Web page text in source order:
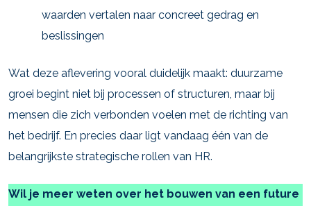
waarden vertalen naar concreet gedrag en
beslissingen
Wat deze aflevering vooral duidelijk maakt: duurzame
groei begint niet bij processen of structuren, maar bij
mensen die zich verbonden voelen met de richting van
het bedrijf. En precies daar ligt vandaag één van de
belangrijkste strategische rollen van HR.
Wil je meer weten over het bouwen van een future